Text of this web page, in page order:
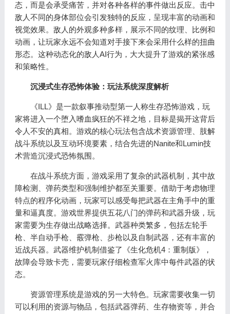
态，而是会承受痛苦，并对各种各样的事件做出反应。击中
敌人不同的身体部位会引发独特的反应，呈现丰富的动画和
视觉效果。敌人的外观多种多样，展示不同的纹理、比例和
动画，让玩家永远不会知道对手接下来会采用什么样的扭曲
形态。这种动态化的敌人AI行为，大大提升了游戏的紧张感
和策略性。
沉浸式生存恐怖体验：玩法系统深度解析
《ILL》是一款叙事推动型第一人称生存恐怖游戏，玩
家将进入一个堕入嗜血疯狂的不祥之地，目标是揭开这背后
令人不安的真相。游戏的核心玩法包含战术资源管理、肢解
战斗系统以及互动环境要素，结合先进的Nanite和Lumin技
术营造沉浸式恐怖氛围。
在战斗系统方面，游戏采用了复杂的武器机制，其中故
障检测、弹药类型和强制维护都至关重要。借助于考虑物理
特点的程序化动画，玩家可以感受每把武器在主角手中的重
量和逼真度。游戏世界提供五花八门的弹药和武器升级，玩
家需要为生存做出战略选择。武器种类繁多，包括左轮手
枪、半自动手枪、霰弹枪、步枪以及自制武器，还有丰富的
近战兵器。武器维护机制借鉴了《生化危机4：重制版》，
故障会导致卡壳，需要玩家仔细检查军火库中每件武器的状
态。
资源管理系统是游戏的另一大特色。玩家需要收集一切
可以利用的资源与物品，包括武器弹药、生存物资等，并合